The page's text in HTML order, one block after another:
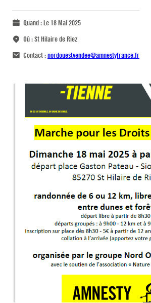
Quand :Le 18 Mai 2025
Où :St Hilaire de Riez
Contact :nordouestvendee@amnestyfrance.fr